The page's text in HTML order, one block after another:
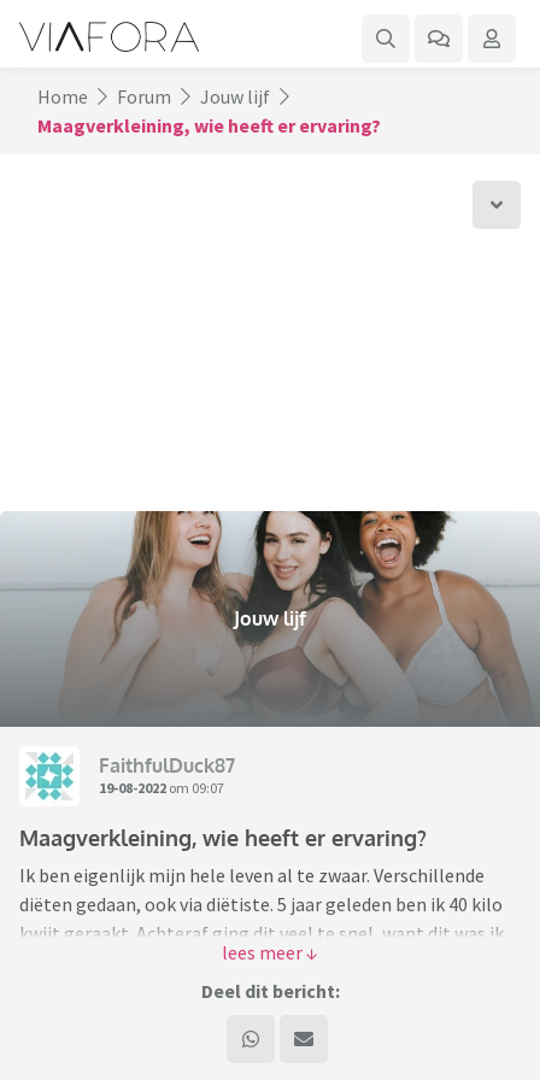
Home Forum
Jouw lijf
Maagverkleining, wie heeft er ervaring?
Jouw lijf
FaithfulDuck87
19-08-2022 om 09:07
Maagverkleining, wie heeft er ervaring?
Ik ben eigenlijk mijn hele leven al te zwaar. Verschillende
diëten gedaan, ook via diëtiste. 5 jaar geleden ben ik 40 kilo
kwijt geraakt. Achteraf ging dit veel te snel, want dit was ik
in iets meer dan een half jaar kwijt. En niet het beste dieet,
met shakes en repen. Maar goed, op dat moment natuurlijk
Maar mijn eetpatroon veranderde daarna niet, en na een half
Deel dit bericht: